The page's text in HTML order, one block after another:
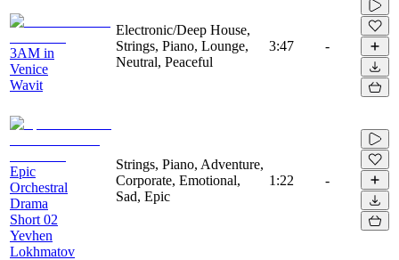
3AM in
Venice
Wavit
Electronic/Deep House,
Strings, Piano, Lounge,
Neutral, Peaceful
3:47 -
Epic
Orchestral
Drama
Short 02
Yevhen
Lokhmatov
Strings, Piano, Adventure,
Corporate, Emotional,
Sad, Epic
1:22 -